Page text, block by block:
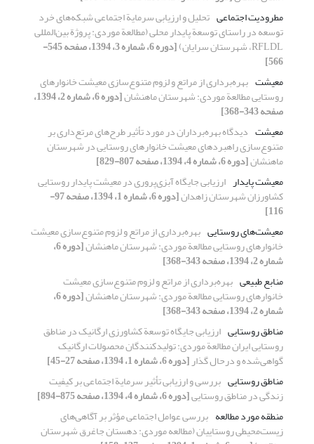
مطرودیت اجتماعی تحلیل و ارزیابی سرمایة اجتماعی شبکه‌های خرد
توسعه در راستای توسعة پایدار محلی (مطالعة موردی: پروژة بین‌المللی
RFLDL، شهرستان سرایان) [دوره 6، شماره 3، 1394، صفحه 545-
566]
معیشت بهره‌برداری از مراتع و لزوم متنوع‌سازی معیشت خانوارهای
روستایی مطالعة موردی: شهرستان ماهنشان [دوره 6، شماره 2، 1394،
صفحه 343-368]
معیشت دیدگاه بهره‌برداران در مورد تأثیر طرح‌های مرتع‌داری بر
متنوع‌‌‌‌‌‌سازی راهبردهای معیشت خانوارهای روستایی در شهرستان
ماهنشان[دوره 6، شماره 4، 1394، صفحه 807-829]
معیشت پایدار ارزیابی جایگاه آبزی‌پروری در معیشت پایدار روستایی
کشاورزان شهرستان زاهدان [دوره 6، شماره 1، 1394، صفحه 97-
116]
معیشت‌های روستایی بهره‌برداری از مراتع و لزوم متنوع‌سازی معیشت
خانوارهای روستایی مطالعة موردی: شهرستان ماهنشان [دوره 6،
شماره 2، 1394، صفحه 343-368]
منابع طبیعی بهره‌برداری از مراتع و لزوم متنوع‌سازی معیشت
خانوارهای روستایی مطالعة موردی: شهرستان ماهنشان [دوره 6،
شماره 2، 1394، صفحه 343-368]
مناطق روستایی ارزیابی جایگاه توسعة کشاورزی ارگانیک در مناطق
روستایی ایران مطالعة موردی: تولیدکنندگان محصولات ارگانیک
گواهی‌شده و درحال گذار[دوره 6، شماره 1، 1394، صفحه 27-45]
مناطق روستایی بررسی و ارزیابی تأثیر سرمایة اجتماعی بر کیفیت
زندگی در مناطق روستایی[دوره 6، شماره 4، 1394، صفحه 875-894]
منطقه مورد مطالعه بررسی عوامل اجتماعی مؤثر بر آگاهی‌های
زیست‌محیطی روستاییان (مطالعه موردی: دهستان جاغرق شهرستان